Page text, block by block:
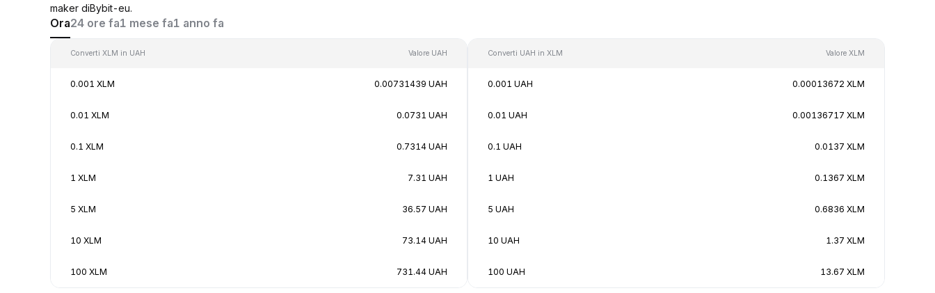
maker diBybit-eu.
Ora24 ore fa1 mese fa1 anno fa
Converti XLM in UAH Valore UAH
0.001 XLM 0.00731439 UAH
0.01 XLM 0.0731 UAH
0.1 XLM 0.7314 UAH
1 XLM 7.31 UAH
5 XLM 36.57 UAH
10 XLM 73.14 UAH
100 XLM 731.44 UAH
Converti UAH in XLM Valore XLM
0.001 UAH 0.00013672 XLM
0.01 UAH 0.00136717 XLM
0.1 UAH 0.0137 XLM
1 UAH 0.1367 XLM
5 UAH 0.6836 XLM
10 UAH 1.37 XLM
100 UAH 13.67 XLM